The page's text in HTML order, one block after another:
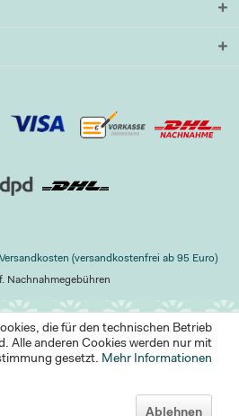
Versandkosten (versandkostenfrei ab 95 Euro)
Nachnahmegebühren
die für den technischen Betrieb
Alle anderen Cookies werden nur mit
gesetzt. Mehr Informationen
Ablehnen